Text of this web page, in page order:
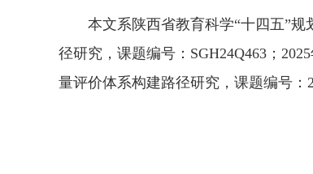
本文系陕西省教育科学“十四五”
径研究，课题编号：SGH24Q463；
量评价体系构建路径研究，课题编号：